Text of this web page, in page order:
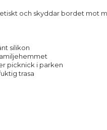
och skyddar bordet mot
silikon
picknick i parken
trasa